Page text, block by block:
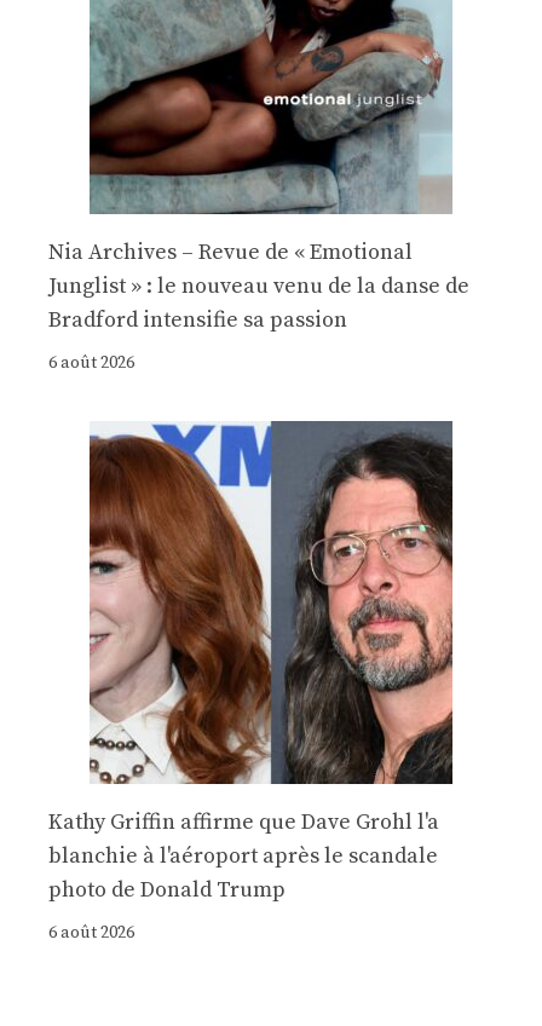
Nia Archives – Revue de « Emotional
Junglist » : le nouveau venu de la danse de
Bradford intensifie sa passion
6 août 2026
Kathy Griffin affirme que Dave Grohl l'a
blanchie à l'aéroport après le scandale
photo de Donald Trump
6 août 2026